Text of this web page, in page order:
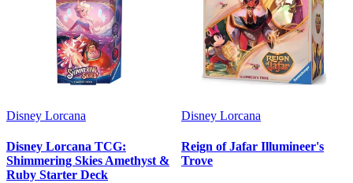
Disney Lorcana
Disney Lorcana TCG:
Shimmering Skies Amethyst &
Ruby Starter Deck
Disney Lorcana
Reign of Jafar Illumineer's
Trove